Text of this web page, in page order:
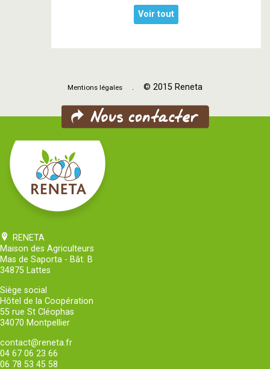
Voir tout
Mentions légales . © 2015 Reneta
RENETA
Maison des Agriculteurs
Mas de Saporta - Bât. B
34875 Lattes
Siège social
Hôtel de la Coopération
55 rue St Cléophas
34070 Montpellier
contact@reneta.fr
04 67 06 23 66
06 78 53 45 58